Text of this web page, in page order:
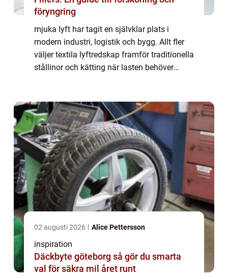
föryngring
mjuka lyft har tagit en självklar plats i
modern industri, logistik och bygg. Allt fler
väljer textila lyftredskap framför traditionella
stållinor och kätting när lasten behöver
02 augusti 2026 Alice Pettersson
inspiration
Däckbyte göteborg så gör du smarta
val för säkra mil året runt